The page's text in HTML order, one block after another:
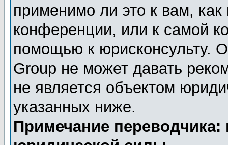
применимо ли это к вам,
конференции, или к самой
помощью к юрисконсульту.
Group не может давать
не является объектом
указанных ниже.
Примечание